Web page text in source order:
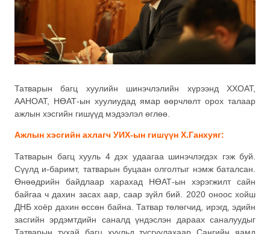
Татварын багц хуулийн шинэчлэлийн хүрээнд ХХОАТ,
ААНОАТ, НӨАТ-ын хуулиудад ямар өөрчлөлт орох талаар
ажлын хэсгийн гишүүд мэдээлэл өглөө.
Ажлын хэсгийн ахлагч УИХ-ын гишүүн Х.Ганхуяг:
Татварын багц хууль 4 дэх удаагаа шинэчлэгдэх гэж буй.
Сүүлд и-баримт, татварын буцаан олголтыг нэмж баталсан.
Өнөөдрийн байдлаар харахад НӨАТ-ын хэрэгжилт сайн
байгаа ч дахин засах аар, саар зүйл бий. 2020 оноос хойш
ДНБ хоёр дахин өссөн байна. Татвар төлөгчид, ирэгд, эдийн
засгийн эрдэмтдийн саналд үндэслэн дараах саналуудыг